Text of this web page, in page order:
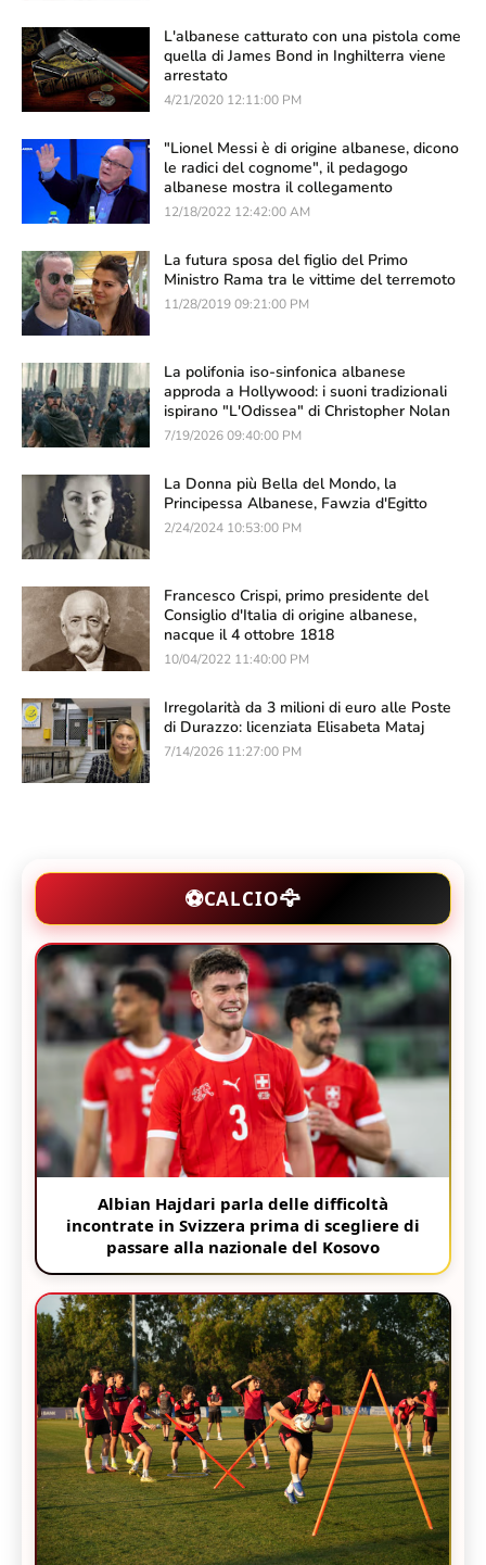
L'albanese catturato con una pistola come
quella di James Bond in Inghilterra viene
arrestato
4/21/2020 12:11:00 PM
"Lionel Messi è di origine albanese, dicono
le radici del cognome", il pedagogo
albanese mostra il collegamento
12/18/2022 12:42:00 AM
La futura sposa del figlio del Primo
Ministro Rama tra le vittime del terremoto
11/28/2019 09:21:00 PM
La polifonia iso-sinfonica albanese
approda a Hollywood: i suoni tradizionali
ispirano "L'Odissea" di Christopher Nolan
7/19/2026 09:40:00 PM
La Donna più Bella del Mondo, la
Principessa Albanese, Fawzia d'Egitto
2/24/2024 10:53:00 PM
Francesco Crispi, primo presidente del
Consiglio d'Italia di origine albanese,
nacque il 4 ottobre 1818
10/04/2022 11:40:00 PM
Irregolarità da 3 milioni di euro alle Poste
di Durazzo: licenziata Elisabeta Mataj
7/14/2026 11:27:00 PM
⚽CALCIO🦅
Albian Hajdari parla delle difficoltà
incontrate in Svizzera prima di scegliere di
passare alla nazionale del Kosovo